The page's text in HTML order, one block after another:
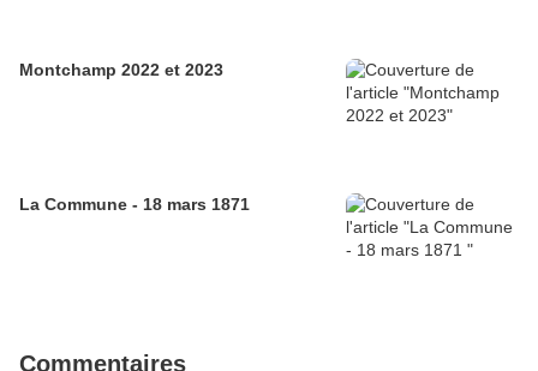
Montchamp 2022 et 2023
La Commune - 18 mars 1871
Commentaires